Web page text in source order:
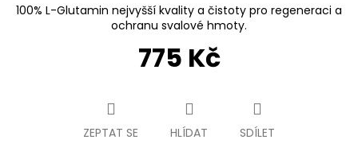
775 Kč
100% L-Glutamin nejvyšší kvality a čistoty pro regeneraci a
ochranu svalové hmoty.
ZEPTAT SE HLÍDAT SDÍLET